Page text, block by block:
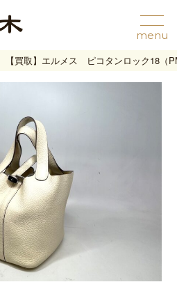
【買取】エルメス ピコタンロック18（